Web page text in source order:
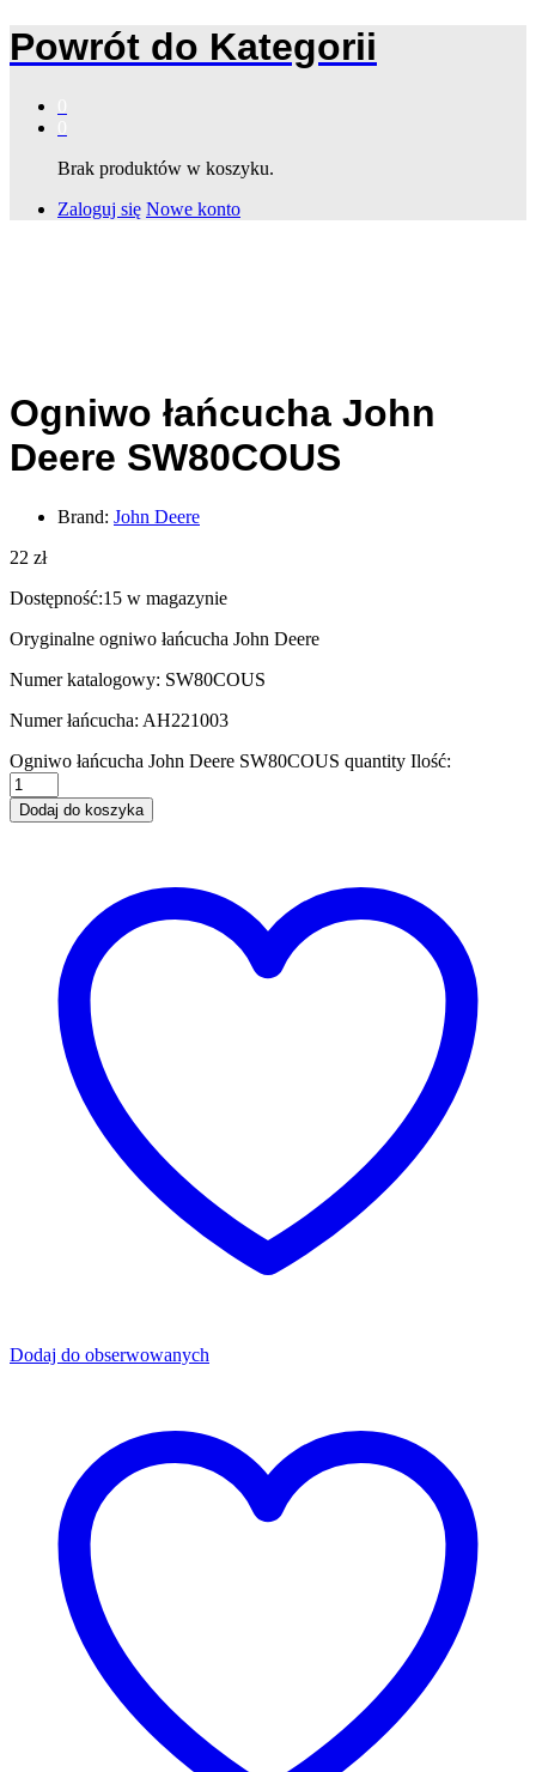
Powrót do Kategorii
Brak produktów w koszyku.
Zaloguj się Nowe konto
Ogniwo łańcucha John
Deere SW80COUS
Brand: John Deere
22 zł
Dostępność:15 w magazynie
Oryginalne ogniwo łańcucha John Deere
Numer katalogowy: SW80COUS
Numer łańcucha: AH221003
Ogniwo łańcucha John Deere SW80COUS quantity Ilość:
Dodaj do koszyka
Dodaj do obserwowanych